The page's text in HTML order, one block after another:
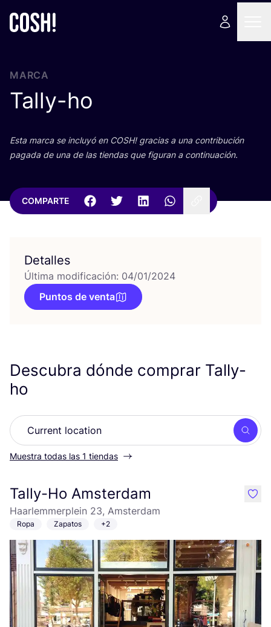
MARCA
Tally-ho
Esta mar­ca se inclu­yó en COSH! gra­cias a una con­tri­bu­ción
paga­da de una de las tien­das que figu­ran a continuación.
COMPARTE
Detalles
Última modificación: 04/01/2024
Puntos de venta
Descubra dónde comprar Tally-
ho
Muestra todas las 1 tiendas
Tally-Ho Amsterdam
Haarlemmerplein 23, Amsterdam
Ropa Zapatos +2
like